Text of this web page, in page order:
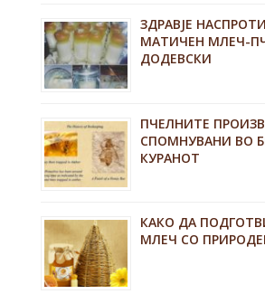
ЗДРАВЈЕ
МАТИЧЕН МЛЕЧ-
ДОДЕВСКИ
ПЧЕЛНИТЕ
СПОМНУВАНИ ВО
КУРАНОТ
КАКО ДА
МЛЕЧ СО